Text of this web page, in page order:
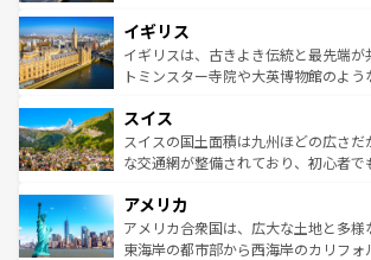
いる。シャンパンの発祥地であるラン
香り高いラベンダー畑など、多彩な楽
らに、パリ以外の地域にも魅力が溢れ
れる地方に足を運ぶとそれぞれで全く
きるだろう。 なお、新着のフランス
を参照してほしい。
顔を持つこの国は、どこを歩いても飽
ルリンの文化的活気、バイエルン州の
してライン川沿いのワイン畑といった
は、お酒好きな人にはぜひ体験してほしい。 なお
ドイツ情報はコンテンツ一覧を参照し
イギリス
イギリスは、古きよき伝統と最先端が
トミンスター寺院や大英博物館のよう
リアごとに異なる魅力がある。また、
ティー、ビール好きにはたまらない
戦など、本場だからこそできる体験も
ンツ一覧を参照してほしい。
スイス
スイスの国土面積は九州ほどの広さ
な交通網が整備されており、初心者で
の建物がそのまま残る町や、スイスな
博物館もあり、アルプス観光だけでな
ことができる。国民の所得が高いため
アメリカ
アメリカ合衆国は、広大な土地と多様
東海岸の都市部から西海岸のカリフォ